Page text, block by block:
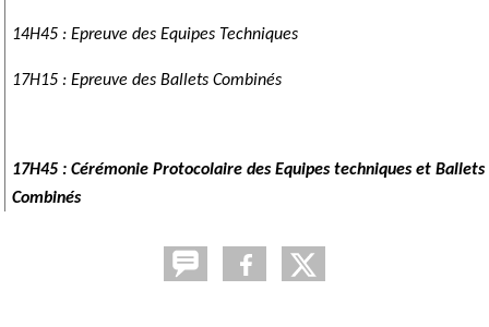
14H45 : Epreuve des Equipes Techniques
17H15 : Epreuve des Ballets Combinés
17H45 : Cérémonie Protocolaire des Equipes techniques et Ballets
Combinés